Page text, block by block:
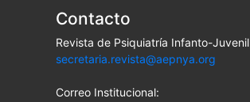
Contacto
Revista de Psiquiatría Infanto-Juvenil
secretaria.revista@aepnya.org
Correo Institucional: